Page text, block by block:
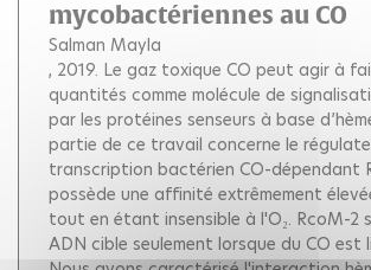
mycobactériennes au CO
Salman Mayla
, 2019. Le gaz toxique CO peut agir à
quantités comme molécule de
par les protéines senseurs à base
partie de ce travail concerne le
transcription bactérien CO-dépendant
possède une affinité extrêmement
tout en étant insensible à l'O₂. RcoM-2
ADN cible seulement lorsque du CO est